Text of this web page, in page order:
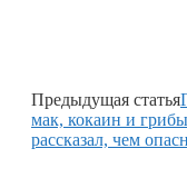
Предыдущая статья
мак, кокаин и грибы
рассказал, чем